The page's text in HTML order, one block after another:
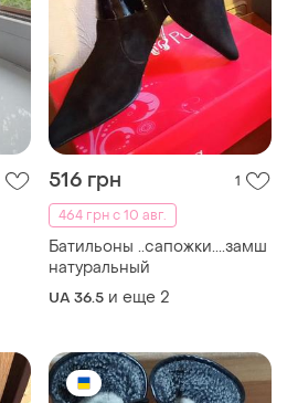
516 грн
1
464 грн с 10 авг.
Батильоны ..сапожки....замш
натуральный
UA 36.5 и еще 2